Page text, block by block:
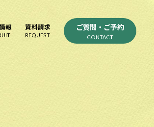
報 資料請求
REQUEST
ご質問・ご予約
CONTACT